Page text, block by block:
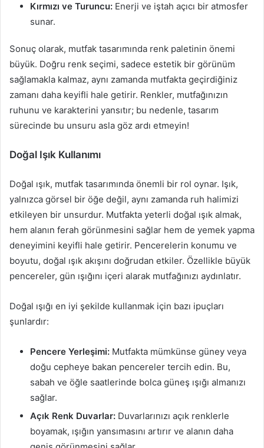
Kırmızı ve Turuncu: Enerji ve iştah açıcı bir atmosfer
sunar.
Sonuç olarak, mutfak tasarımında renk paletinin önemi
büyük. Doğru renk seçimi, sadece estetik bir görünüm
sağlamakla kalmaz, aynı zamanda mutfakta geçirdiğiniz
zamanı daha keyifli hale getirir. Renkler, mutfağınızın
ruhunu ve karakterini yansıtır; bu nedenle, tasarım
sürecinde bu unsuru asla göz ardı etmeyin!
Doğal Işık Kullanımı
Doğal ışık, mutfak tasarımında önemli bir rol oynar. Işık,
yalnızca görsel bir öğe değil, aynı zamanda ruh halimizi
etkileyen bir unsurdur. Mutfakta yeterli doğal ışık almak,
hem alanın ferah görünmesini sağlar hem de yemek yapma
deneyimini keyifli hale getirir. Pencerelerin konumu ve
boyutu, doğal ışık akışını doğrudan etkiler. Özellikle büyük
pencereler, gün ışığını içeri alarak mutfağınızı aydınlatır.
Doğal ışığı en iyi şekilde kullanmak için bazı ipuçları
şunlardır:
Pencere Yerleşimi: Mutfakta mümkünse güney veya
doğu cepheye bakan pencereler tercih edin. Bu,
sabah ve öğle saatlerinde bolca güneş ışığı almanızı
sağlar.
Açık Renk Duvarlar: Duvarlarınızı açık renklerle
boyamak, ışığın yansımasını artırır ve alanın daha